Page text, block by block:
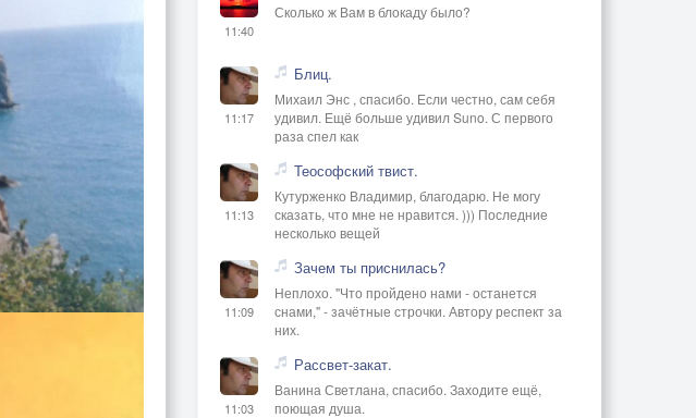
11:40
Сколько ж Вам в блокаду было?
11:17
Блиц.
Михаил Энс , спасибо. Если честно, сам себя
удивил. Ещё больше удивил Suno. С первого
раза спел как
11:13
Теософский твист.
Кутурженко Владимир, благодарю. Не могу
сказать, что мне не нравится. ))) Последние
несколько вещей
11:09
Зачем ты приснилась?
Неплохо. "Что пройдено нами - останется
снами," - зачётные строчки. Автору респект за
них.
11:03
Рассвет-закат.
Ванина Светлана, спасибо. Заходите ещё,
поющая душа.